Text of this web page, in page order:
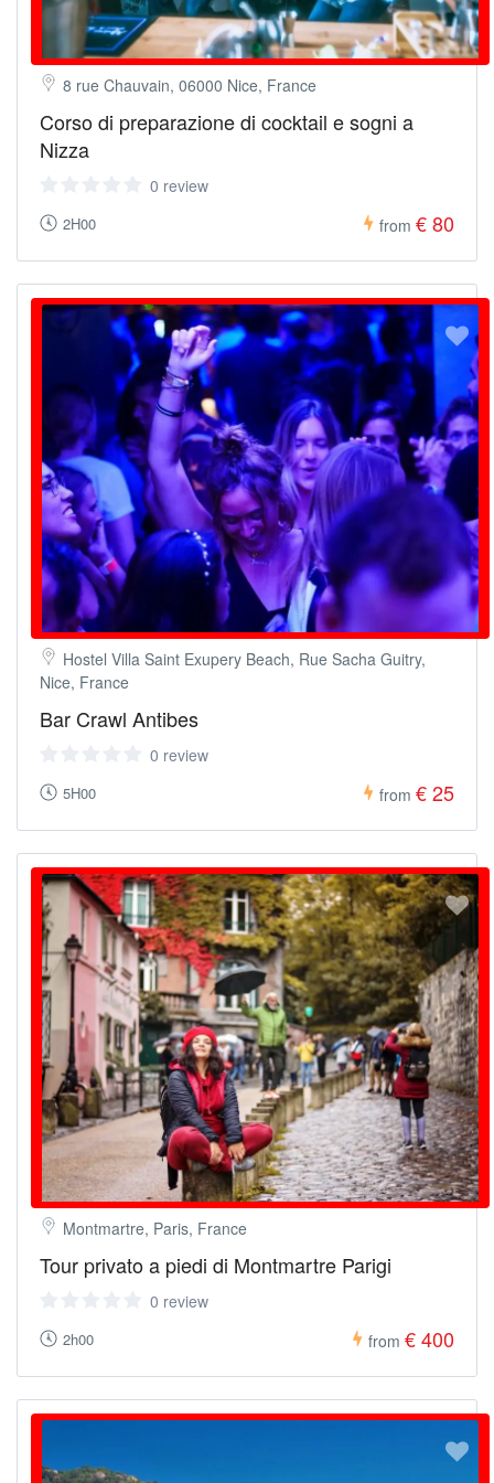
Montmartre, Paris, France
Tour privato a piedi di Montmartre Parigi
0 review
2h00 from € 400
Hostel Villa Saint Exupery Beach, Rue Sacha Guitry,
Nice, France
Bar Crawl Antibes
0 review
5H00 from € 25
8 rue Chauvain, 06000 Nice, France
Corso di preparazione di cocktail e sogni a
Nizza
0 review
2H00 from € 80